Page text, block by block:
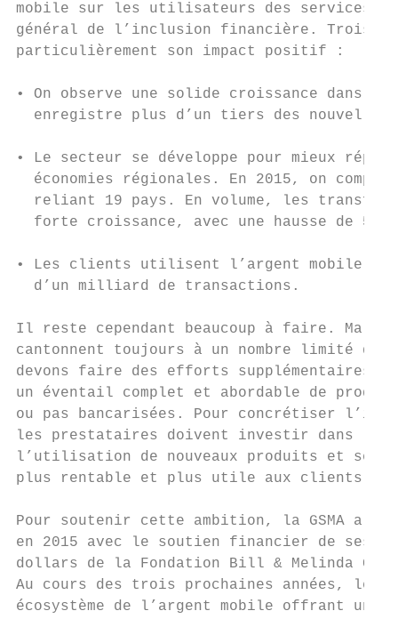
mobile sur les utilisateurs des services et
général de l’inclusion financière. Trois
particulièrement son impact positif :
• On observe une solide croissance dans
enregistre plus d’un tiers des
• Le secteur se développe pour mieux
économies régionales. En 2015, on
reliant 19 pays. En volume, les
forte croissance, avec une hausse de 52
• Les clients utilisent l’argent mobile
  d’un milliard de transactions.
Il reste cependant beaucoup à faire.
cantonnent toujours à un nombre limité
devons faire des efforts supplémentaires
un éventail complet et abordable de
ou pas bancarisées. Pour concrétiser
les prestataires doivent investir dans la
l’utilisation de nouveaux produits et
plus rentable et plus utile aux clients à
Pour soutenir cette ambition, la GSMA a
en 2015 avec le soutien financier de ses
dollars de la Fondation Bill & Melinda
Au cours des trois prochaines années, le
écosystème de l’argent mobile offrant un